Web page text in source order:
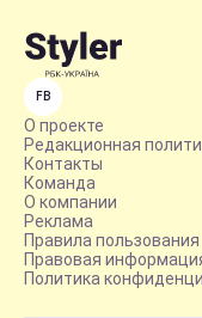
FB
О проекте
Редакционная
Контакты
Команда
О компании
Реклама
Правила пользования
Правовая
Политика